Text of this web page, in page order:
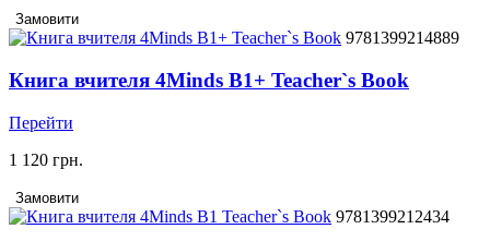
Замовити
9781399214889
Книга вчителя 4Minds B1+ Teacher`s Book
Перейти
1 120 грн.
Замовити
9781399212434